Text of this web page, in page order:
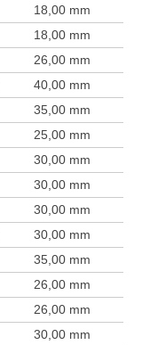
18,00 mm
18,00 mm
26,00 mm
40,00 mm
35,00 mm
25,00 mm
30,00 mm
30,00 mm
30,00 mm
30,00 mm
35,00 mm
26,00 mm
26,00 mm
30,00 mm